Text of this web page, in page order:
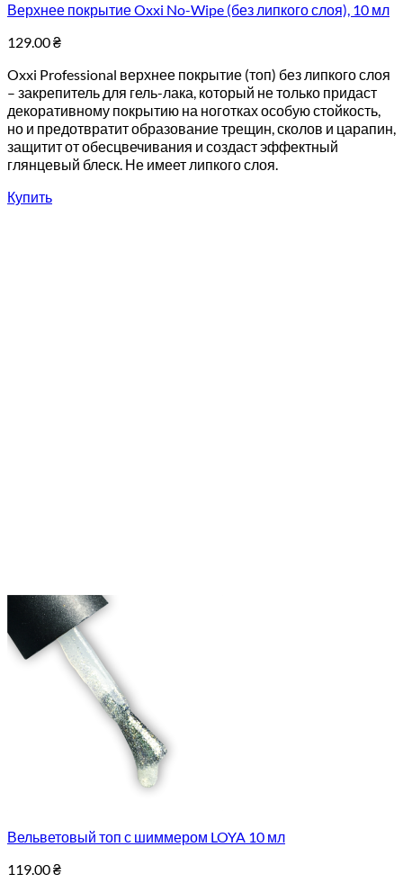
Верхнее покрытие Oxxi No-Wipe (без липкого слоя), 10 мл
129.00₴
Oxxi Professional верхнее покрытие (топ) без липкого слоя
– закрепитель для гель-лака, который не только придаст
декоративному покрытию на ноготках особую стойкость,
но и предотвратит образование трещин, сколов и царапин,
защитит от обесцвечивания и создаст эффектный
глянцевый блеск. Не имеет липкого слоя.
Купить
Вельветовый топ с шиммером LOYA 10 мл
119.00₴